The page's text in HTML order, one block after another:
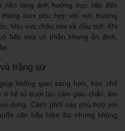
nền tảng ảnh hưởng trực tiếp đến
inox phù hợp với môi trường
khu vực chậu rửa và dầu mỡ. Khi
bếp vừa có phần khung ổn định,
trắng sứ
không gian sáng hơn, hạn chế
ở hệ tủ dưới tạo cảm giác chắc, ấm
dụng. Cách phối này phù hợp với
căn bếp hiện đại nhưng không